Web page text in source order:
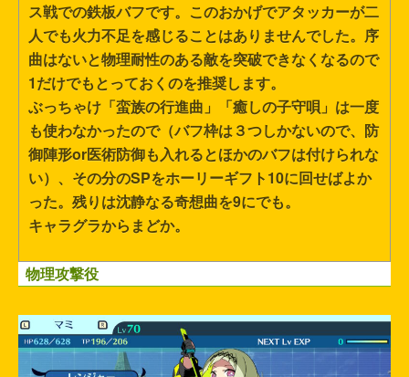
ス戦での鉄板バフです。このおかげでアタッカーが二
人でも火力不足を感じることはありませんでした。序
曲はないと物理耐性のある敵を突破できなくなるので
1だけでもとっておくのを推奨します。
ぶっちゃけ「蛮族の行進曲」「癒しの子守唄」は一度
も使わなかったので（バフ枠は３つしかないので、防
御陣形or医術防御も入れるとほかのバフは付けられな
い）、その分のSPをホーリーギフト10に回せばよか
った。残りは沈静なる奇想曲を9にでも。
キャラグラからまどか。
物理攻撃役